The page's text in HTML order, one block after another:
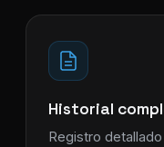
Historial
Registro